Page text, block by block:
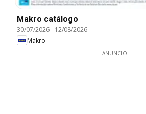
Makro catálogo
30/07/2026- 12/08/2026
Makro
ANUNCIO